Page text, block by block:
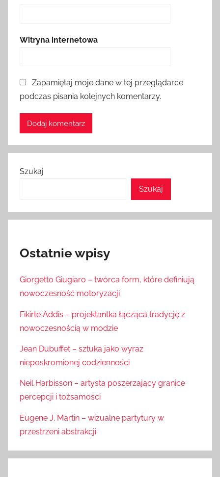
Witryna internetowa
Zapamiętaj moje dane w tej przeglądarce
podczas pisania kolejnych komentarzy.
Szukaj
Szukaj
Ostatnie wpisy
Giorgetto Giugiaro – twórca form, które definiują
nowoczesność motoryzacji
Fikirte Addis – projektantka łącząca tradycję z
nowoczesnością w modzie
Jean Dubuffet – sztuka jako wyraz
nieposkromionej codzienności
Neil Harbisson – artysta poszerzający granice
percepcji i tożsamości
Eugene J. Martin – wizualne partytury w
przestrzeni abstrakcji